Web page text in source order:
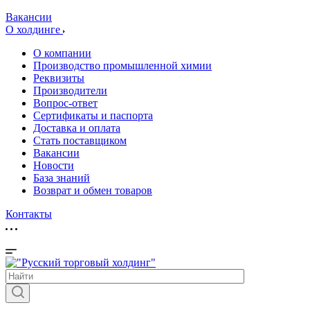
Вакансии
О холдинге
О компании
Производство промышленной химии
Реквизиты
Производители
Вопрос-ответ
Сертификаты и паспорта
Доставка и оплата
Стать поставщиком
Вакансии
Новости
База знаний
Возврат и обмен товаров
Контакты